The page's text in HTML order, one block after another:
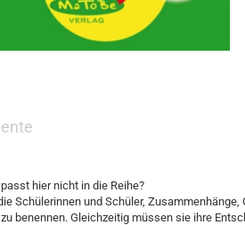
hier nicht in die Reihe?
Schülerinnen und Schüler, Zusammenhänge,
benennen. Gleichzeitig müssen sie ihre